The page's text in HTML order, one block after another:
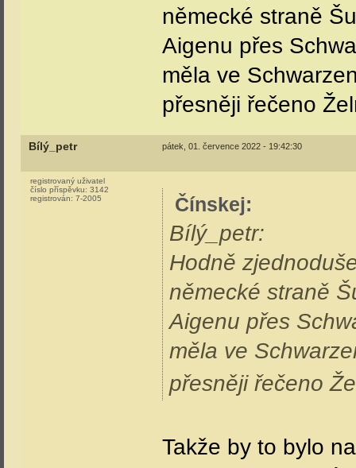
německé straně
Aigenu přes
měla ve
přesněji řečeno
Bílý_petr pátek, 01. července 2022 - 19:42:30
registrovaný uživatel
číslo příspěvku: 3142
registrován: 7-2005 Čínskej:
Bílý_petr:
Hodně
německé straně
Aigenu přes
měla ve
přesněji řečeno
Takže by to bylo